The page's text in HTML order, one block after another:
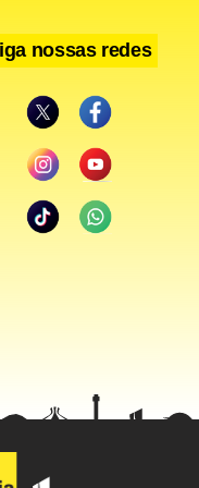
dos mais
nossas redes